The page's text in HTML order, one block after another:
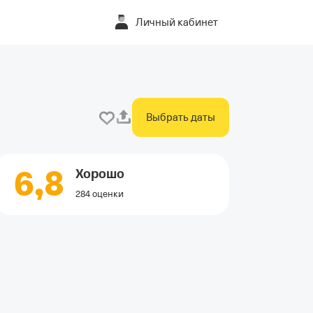
Личный кабинет
Выбрать даты
6,8 Хорошо
284 оценки